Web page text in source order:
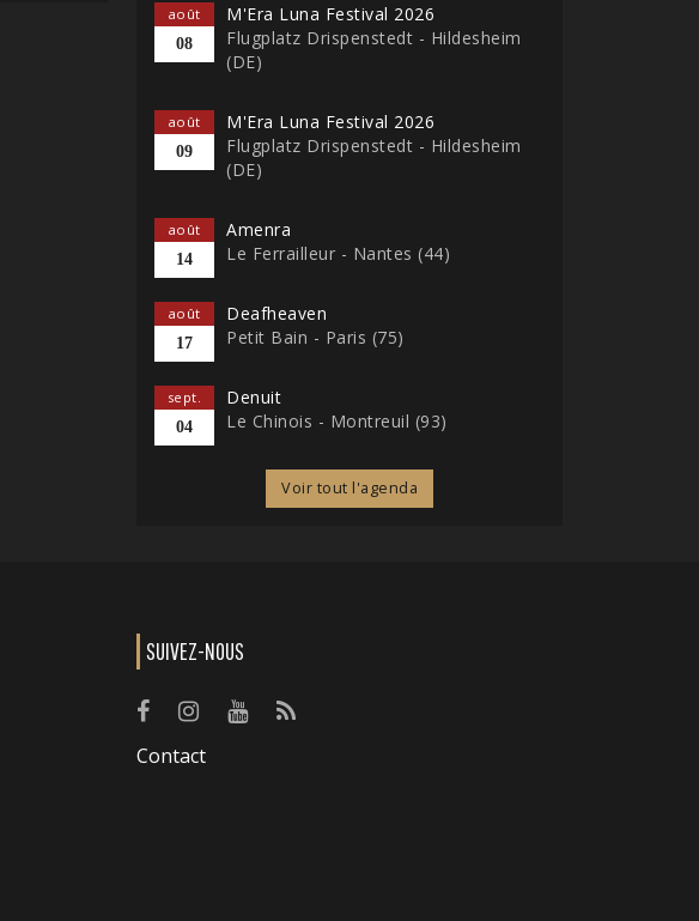
août
08
M'Era Luna Festival 2026
Flugplatz Drispenstedt - Hildesheim
(DE)
août
09
M'Era Luna Festival 2026
Flugplatz Drispenstedt - Hildesheim
(DE)
août
14
Amenra
Le Ferrailleur - Nantes (44)
août
17
Deafheaven
Petit Bain - Paris (75)
sept.
04
Denuit
Le Chinois - Montreuil (93)
Voir tout l'agenda
SUIVEZ-NOUS
Contact